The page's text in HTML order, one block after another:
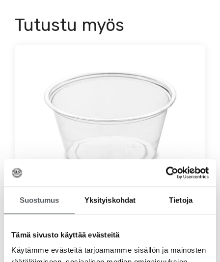
Suostumus Yksityiskohdat Tietoja
Tämä sivusto käyttää evästeitä
Käytämme evästeitä tarjoamamme sisällön ja mainosten
Tutustu myös